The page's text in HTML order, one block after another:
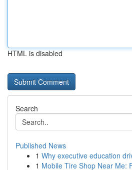
HTML is disabled
Search
Published News
1 Why executive education
1 Mobile Tire Shop Near Me: